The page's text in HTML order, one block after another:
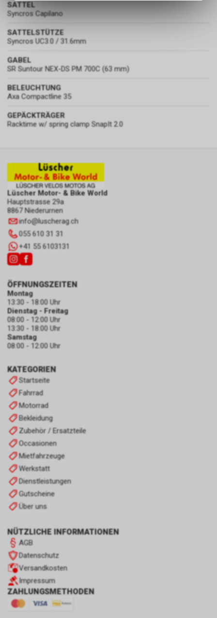
SATTEL
Syncros Capilano
SATTELSTÜTZE
Syncros UC3.0 / 31.6mm
GABEL
SR Suntour NEX-DS PM 700C (63 mm)
BELEUCHTUNG
Axa Compactline 35
GEPÄCKTRÄGER
Racktime w/ spring clamp SnapIt 2.0
Lüscher Motor- & Bike World
Hauptstrasse 29a
8867 Niederurnen
info@luscherag.ch
055 610 31 31
+41 55 6103131
KATEGORIEN
Startseite
Fahrrad
Motorrad
Bekleidung
Zubehör / Ersatzteile
Occasionen
Mietfahrzeuge
Werkstatt
Dienstleistungen
Gutscheine
Über uns
NÜTZLICHE INFORMATIONEN
AGB
Datenschutz
Versandkosten
Impressum
ZAHLUNGSMETHODEN
ÖFFNUNGSZEITEN
Montag
13:30 - 18:00 Uhr
Dienstag - Freitag
08:00 - 12:00 Uhr
13:30 - 18:00 Uhr
Samstag
08:00 - 12:00 Uhr
persönlichen Informationen